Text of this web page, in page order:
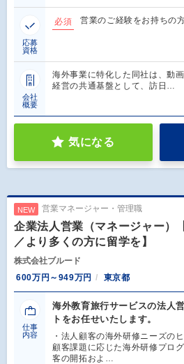
応募
資格
必須 営業のご経験をお持ちの
会社
概要
海外事業に特化した同社は、動
経営の共通基盤として、訪日…
気になる
NEW 営業マネージャー・管理職
企業法人営業（マネージャー）
／より多くの方に留学を】
株式会社ブルード
600万円～949万円
東京都
仕事
内容
海外教育旅行サービスの法人
トをお任せいたします。
・法人顧客の海外研修ニーズの
顧客課題に応じた海外研修プロ
客の開拓およ…